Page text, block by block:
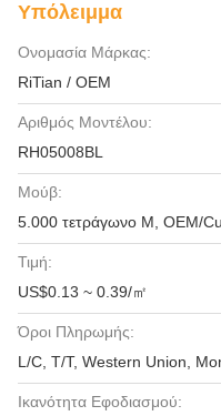
Υπόλειμμα
Ονομασία Μάρκας:
RiTian / OEM
Αριθμός Μοντέλου:
RH05008BL
Μούβ:
5.000 τετράγωνο Μ, OEM/
Τιμή:
US$0.13 ~ 0.39/㎡
Όροι Πληρωμής:
L/C, T/T, Western Union,
Ικανότητα Εφοδιασμού: